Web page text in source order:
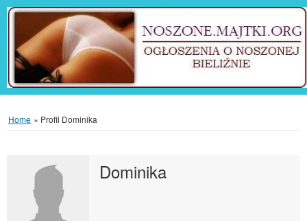
Home » Profil Dominika
Dominika